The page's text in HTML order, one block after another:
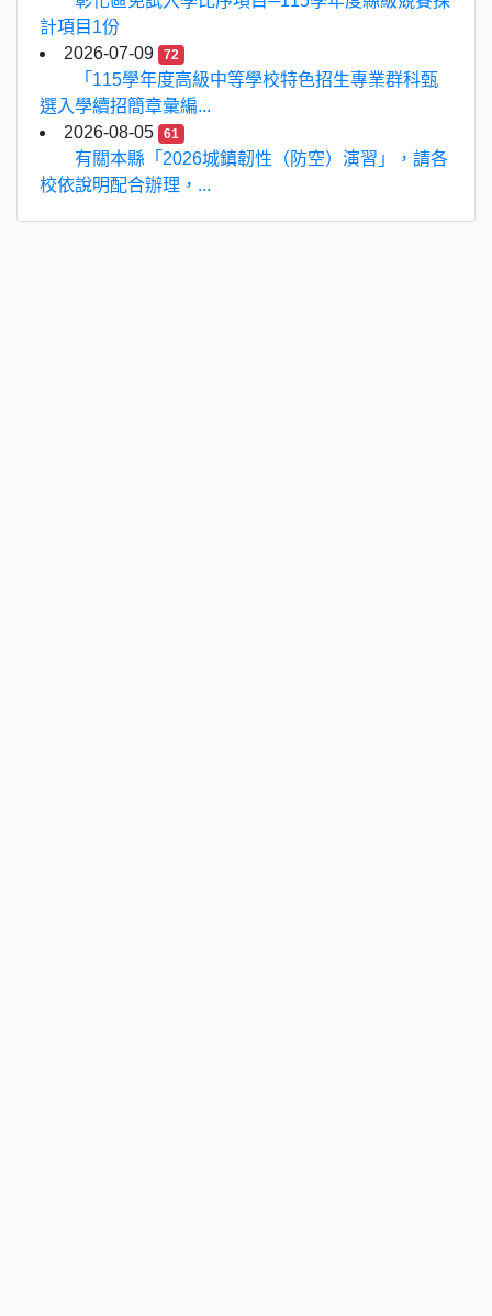
計項目1份
2026-07-09
72
「115學年度高級中等學校特色招生專業群科甄
選入學續招簡章彙編...
2026-08-05
61
有關本縣「2026城鎮韌性（防空）演習」，請各
校依說明配合辦理，...